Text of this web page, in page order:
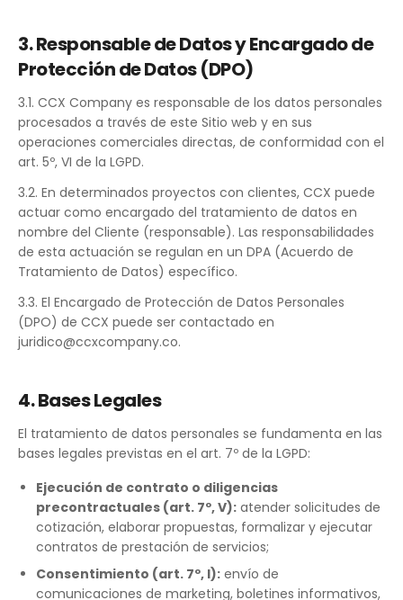
3. Responsable de Datos y Encargado de
Protección de Datos (DPO)
3.1. CCX Company es responsable de los datos personales
procesados a través de este Sitio web y en sus
operaciones comerciales directas, de conformidad con el
art. 5º, VI de la LGPD.
3.2. En determinados proyectos con clientes, CCX puede
actuar como encargado del tratamiento de datos en
nombre del Cliente (responsable). Las responsabilidades
de esta actuación se regulan en un DPA (Acuerdo de
Tratamiento de Datos) específico.
3.3. El Encargado de Protección de Datos Personales
(DPO) de CCX puede ser contactado en
juridico@ccxcompany.co.
4. Bases Legales
El tratamiento de datos personales se fundamenta en las
bases legales previstas en el art. 7º de la LGPD:
Ejecución de contrato o diligencias
precontractuales (art. 7º, V): atender solicitudes de
cotización, elaborar propuestas, formalizar y ejecutar
contratos de prestación de servicios;
Consentimiento (art. 7º, I): envío de
comunicaciones de marketing, boletines informativos,